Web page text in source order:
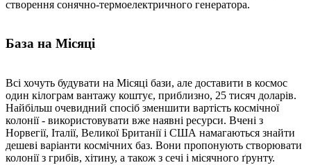
створення сонячно-термоелектричного генератора.
База на Місяці
Всі хочуть будувати на Місяці бази, але доставити в космос
один кілограм вантажу коштує, приблизно, 25 тисяч доларів.
Найбільш очевидний спосіб зменшити вартість космічної
колонії - використовувати вже наявні ресурси. Вчені з
Норвегії, Італії, Великої Британії і США намагаються знайти
дешеві варіанти космічних баз. Вони пропонують створювати
колонії з грибів, хітину, а також з сечі і місячного ґрунту.